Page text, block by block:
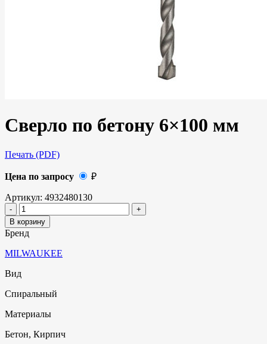
Сверло по бетону 6×100 мм
Печать (PDF)
Цена по запросу ₽
Артикул: 4932480130
В корзину
Бренд
MILWAUKEE
Вид
Спиральный
Материалы
Бетон, Кирпич